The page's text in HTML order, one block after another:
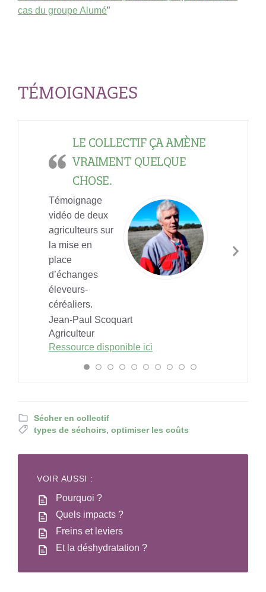
cas du groupe Alumé”
TÉMOIGNAGES
LE COLLECTIF ÇA AMÈNE
VRAIMENT QUELQUE
CHOSE.
Témoignage
vidéo de deux
agriculteurs sur
la mise en
place
d’échanges
éleveurs-
céréaliers.
Jean-Paul Scoquart
Agriculteur
Ressource disponible ici
Sécher en collectif
types de séchoirs optimiser les coûts
VOIR AUSSI :
Pourquoi ?
Quels impacts ?
Freins et leviers
Et la déshydratation ?